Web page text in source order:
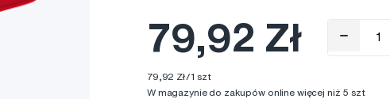
79,92 Zł
79,92 Zł/1 szt
W magazynie do zakupów online więcej niż 5 szt